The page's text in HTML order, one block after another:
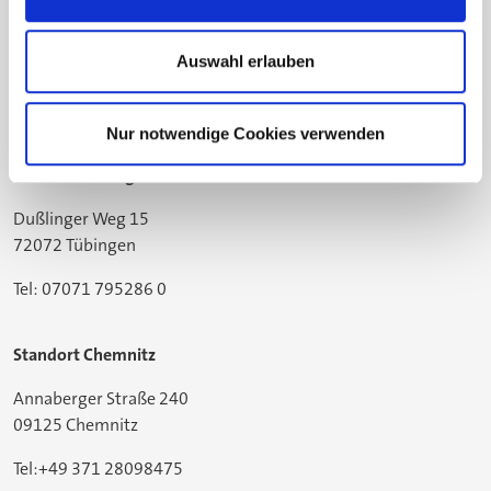
Auswahl erlauben
Nur notwendige Cookies verwenden
Gildemeisterstraße 60
Tel: 05205 74-2558
Standort Tübingen
Dußlinger Weg 15
72072 Tübingen
Tel: 07071 795286 0
Standort Chemnitz
Annaberger Straße 240
09125 Chemnitz
Tel:+49 371 28098475